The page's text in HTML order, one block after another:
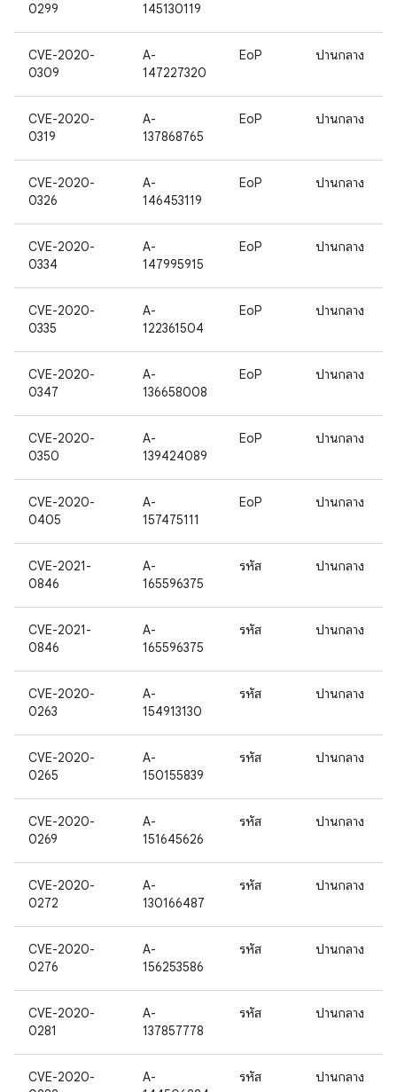
0299
145130119
CVE-2020-
0309
A-
147227320
EoP ปานกลาง
CVE-2020-
0319
A-
137868765
EoP ปานกลาง
CVE-2020-
0326
A-
146453119
EoP ปานกลาง
CVE-2020-
0334
A-
147995915
EoP ปานกลาง
CVE-2020-
0335
A-
122361504
EoP ปานกลาง
CVE-2020-
0347
A-
136658008
EoP ปานกลาง
CVE-2020-
0350
A-
139424089
EoP ปานกลาง
CVE-2020-
0405
A-
157475111
EoP ปานกลาง
CVE-2021-
0846
A-
165596375
รหัส ปานกลาง
CVE-2021-
0846
A-
165596375
รหัส ปานกลาง
CVE-2020-
0263
A-
154913130
รหัส ปานกลาง
CVE-2020-
0265
A-
150155839
รหัส ปานกลาง
CVE-2020-
0269
A-
151645626
รหัส ปานกลาง
CVE-2020-
0272
A-
130166487
รหัส ปานกลาง
CVE-2020-
0276
A-
156253586
รหัส ปานกลาง
CVE-2020-
0281
A-
137857778
รหัส ปานกลาง
CVE-2020-
A-
รหัส ปานกลาง